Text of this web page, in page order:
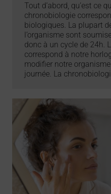
Tout d’abord, qu’est ce
chronobiologie
biologiques. La plupart
l’organisme sont
donc à un cycle de 24h.
correspond à notre
modifier notre
journée. La